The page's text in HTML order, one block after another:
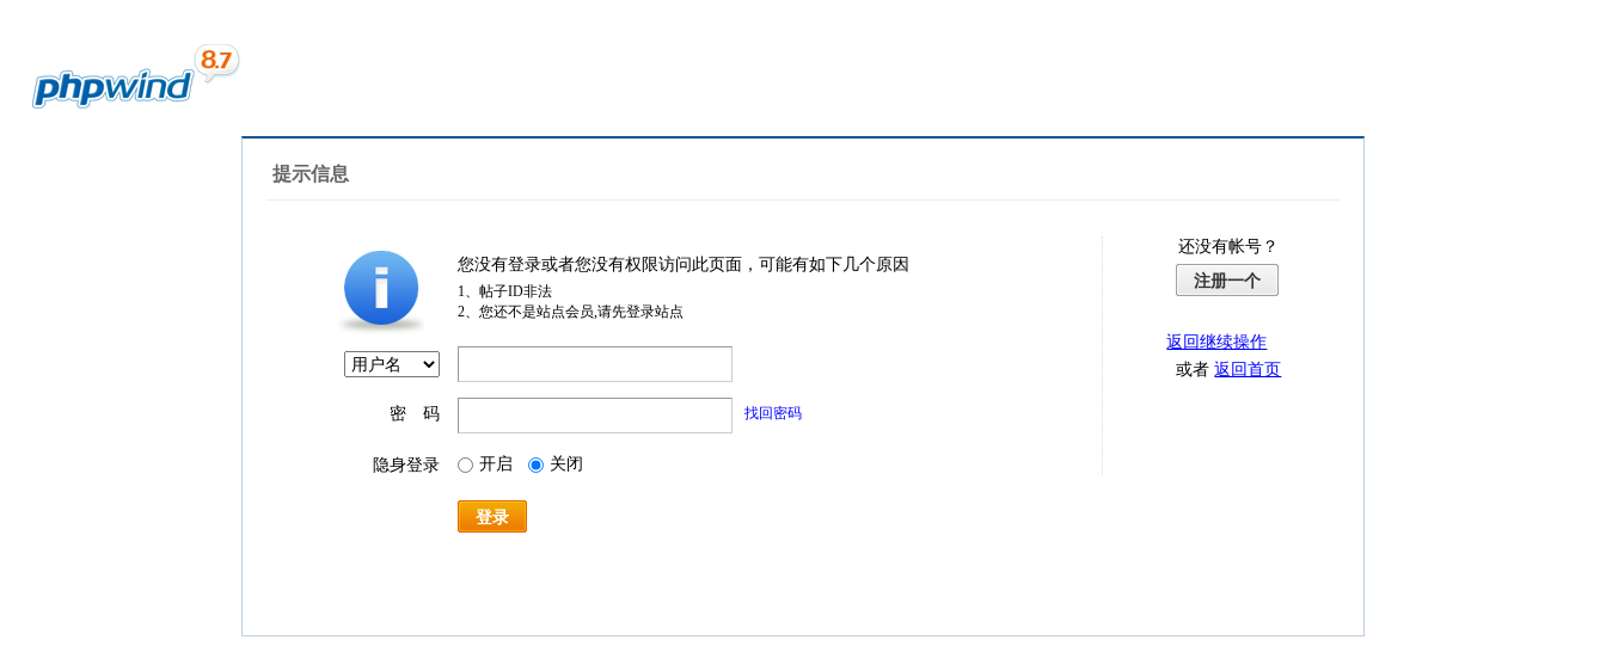
提示信息
您没有登录或者您没有权限访问此页面，可能有如下几个原因
1、帖子ID非法
2、您还不是站点会员,请先登录站点
密 码 找回密码
隐身登录 开启 关闭
登录
还没有帐号？
注册一个
返回继续操作
或者返回首页